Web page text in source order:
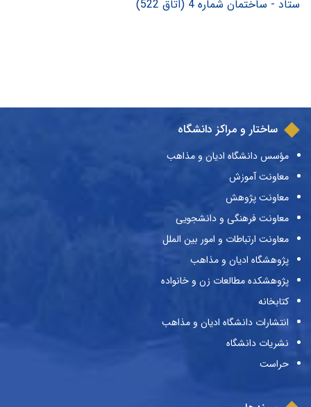
ستاد - ساختمان شماره 4 (اتاق 522)
ساختار و مراکز دانشگاه
مؤسس دانشگاه ادیان و مذاهب
معاونت آموزش
معاونت پژوهش
معاونت فرهنگی و دانشجویی
معاونت ارتباطات و امور بین الملل
پژوهشگاه ادیان و مذاهب
پژوهشکده مطالعات زن و خانواده
کتابخانه
انتشارات دانشگاه ادیان و مذاهب
نشریات دانشگاه
حراست